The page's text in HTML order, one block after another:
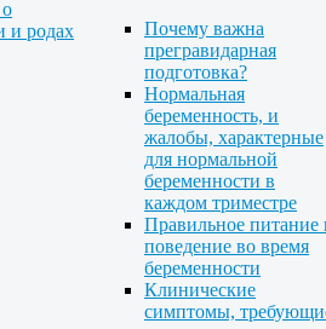
и родах
Почему важна
прегравидарная
подготовка?
Нормальная
беременность, и
жалобы, характерные
для нормальной
беременности в
каждом триместре
Правильное питание
поведение во время
беременности
Клинические
симптомы,